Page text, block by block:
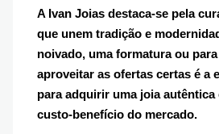
A Ivan Joias destaca-se pela
que unem tradição e
noivado, uma formatura ou
aproveitar as ofertas certas é a
para adquirir uma joia
custo-benefício do mercado.